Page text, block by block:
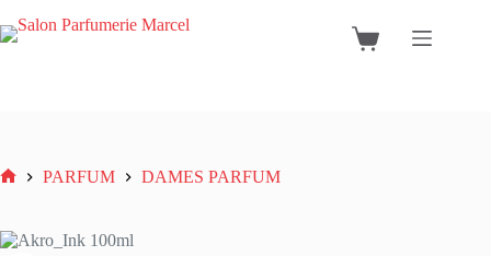
naar
de
Winkelwagen
PARFUM DAMES PARFUM